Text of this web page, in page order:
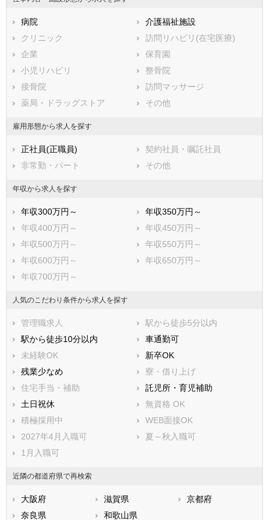
伊丹市
相生市
豊岡市
加古川市
赤穂市
西脇市
宝塚市
三木市
高砂市
川西市
小野市
三田市
加西市
南あわじ市
朝来市
淡路市
宍粟市
加東市
加古郡稲美町
加古郡播磨町
神崎郡市川町
神崎郡福崎町
神崎郡神河町
揖保郡太子町
赤穂郡上郡町
佐用郡佐用町
美方郡香美町
病院
介護福祉施設
クリニック
訪問リハビリ(在宅医療)
企業
保育園
小児リハビリ
整骨院
接骨院
訪問マッサージ
薬局・ドラッグストア
その他
雇用形態から求人を探す
正社員(正職員)
契約社員・嘱託社員
非常勤・パート
その他
年収から求人を探す
年収300万円～
年収350万円～
年収400万円～
年収450万円～
年収500万円～
年収550万円～
年収600万円～
年収650万円～
年収700万円～
人気のこだわり条件から求人を探す
管理職求人
駅から徒歩5分以内
駅から徒歩10分以内
車通勤可
未経験OK
新卒OK
残業少なめ
寮・借り上げ
住宅手当・補助
託児所・育児補助
土日祝休
無資格 OK
積極採用中
WEB面接OK
2027年4月入職可
夏～秋入職可
1月入職可
近隣の都道府県で再検索
大阪府 滋賀県
京都府
奈良県
和歌山県